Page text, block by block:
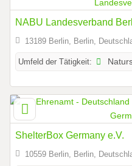
NABU Landesverband
13189 Berlin, Berlin,
Umfeld der Tätigkeit:
ShelterBox Germany e.V.
10559 Berlin, Berlin,